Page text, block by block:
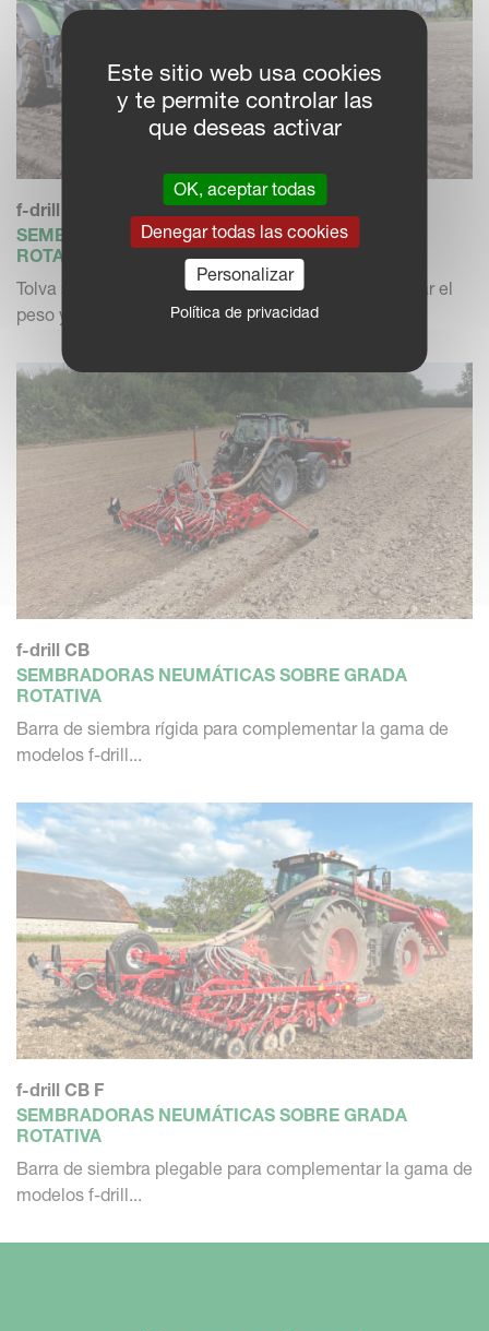
f-drill compact / maxi
SEMBRADORAS NEUMÁTICAS SOBRE GRADA
ROTATIVA
Tolva suspendida en la parte delantera para equilibrar el
peso y ofrec...
f-drill CB
SEMBRADORAS NEUMÁTICAS SOBRE GRADA
ROTATIVA
Barra de siembra rígida para complementar la gama de
modelos f-drill...
f-drill CB F
SEMBRADORAS NEUMÁTICAS SOBRE GRADA
ROTATIVA
Barra de siembra plegable para complementar la gama de
modelos f-drill...
Este sitio web usa cookies
y te permite controlar las
que deseas activar
OK, aceptar todas
Denegar todas las cookies
Personalizar
Política de privacidad